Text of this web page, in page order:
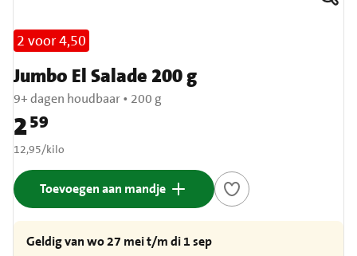
Jumbo El Salade 200 g
9+ dagen houdbaar• 200 g
Prijs: € 2,59
259
€ 12,95 per kilo
12,95/kilo
Toevoegen aan mandje
2 voor 4,50
Geldig van wo 27 mei t/m di 1 sep